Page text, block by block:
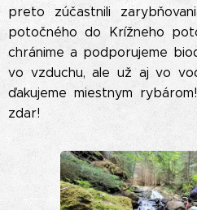
preto zúčastnili
potočného do Krížneho
chránime a podporujeme
vo vzduchu, ale už aj vo
ďakujeme miestnym
zdar!